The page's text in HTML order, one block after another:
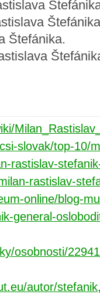
Štefánika.
slovak/top-10/
rastislav-
rastislav-
online/blog-
general-
osobnosti/
autor/stefanik